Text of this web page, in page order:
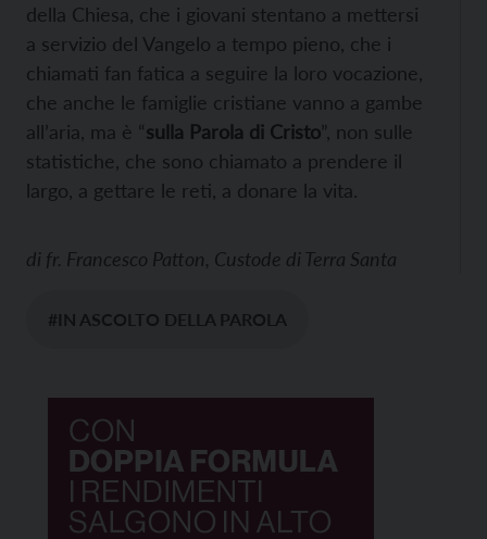
della Chiesa, che i giovani stentano a mettersi
a servizio del Vangelo a tempo pieno, che i
chiamati fan fatica a seguire la loro vocazione,
che anche le famiglie cristiane vanno a gambe
all’aria, ma è “sulla Parola di Cristo”, non sulle
statistiche, che sono chiamato a prendere il
largo, a gettare le reti, a donare la vita.
di fr. Francesco Patton, Custode di Terra Santa
#IN ASCOLTO DELLA PAROLA